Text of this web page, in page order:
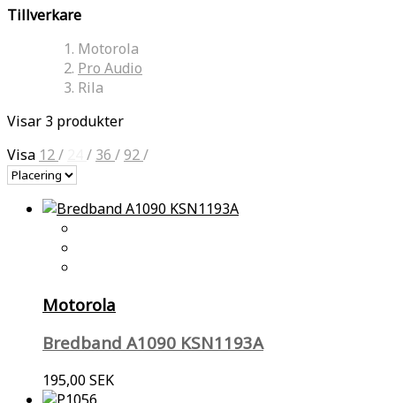
Tillverkare
Motorola
Pro Audio
Rila
Visar 3 produkter
Visa 12/ / 36 /92/
Motorola
Bredband A1090 KSN1193A
195,00 SEK